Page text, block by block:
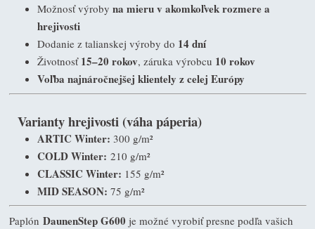
Možnosť výroby na mieru v akomkoľvek rozmere a
hrejivosti
Dodanie z talianskej výroby do 14 dní
Životnosť 15–20 rokov, záruka výrobcu 10 rokov
Voľba najnáročnejšej klientely z celej Európy
Varianty hrejivosti (váha páperia)
ARTIC Winter: 300 g/m²
COLD Winter: 210 g/m²
CLASSIC Winter: 155 g/m²
MID SEASON: 75 g/m²
Paplón DaunenStep G600 je možné vyrobiť presne podľa vašich